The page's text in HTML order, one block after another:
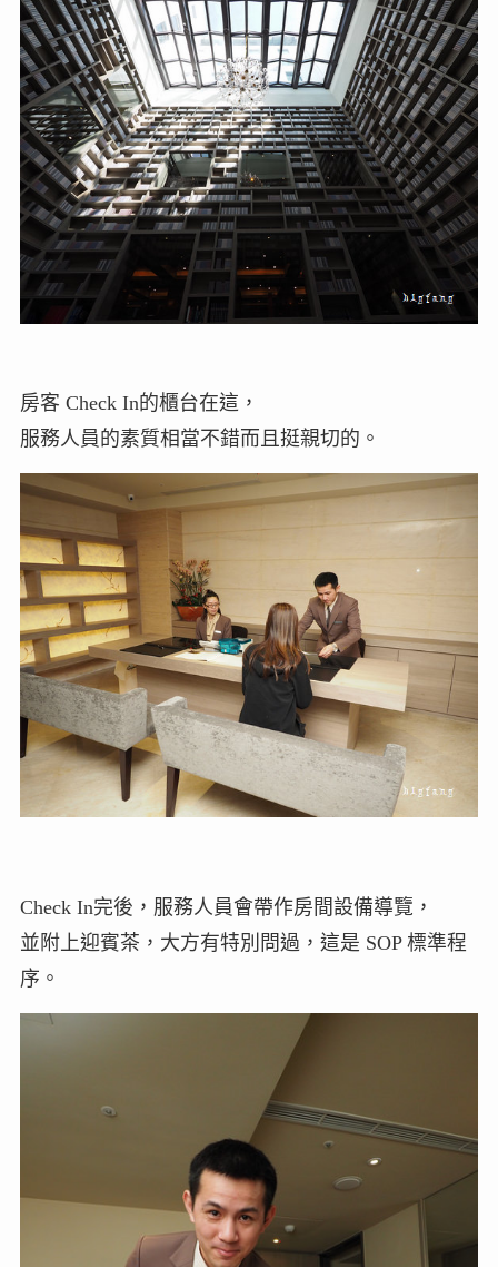
房客 Check In的櫃台在這，
服務人員的素質相當不錯而且挺親切的。
Check In完後，服務人員會帶作房間設備導覽，
並附上迎賓茶，大方有特別問過，這是 SOP 標準程
序。